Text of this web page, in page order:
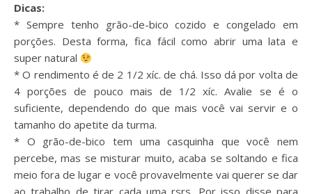
Dicas:
* Sempre tenho grão-de-bico cozido e congelado em
porções. Desta forma, fica fácil como abrir uma lata e
super natural
* O rendimento é de 2 1/2 xíc. de chá. Isso dá por volta de
4 porções de pouco mais de 1/2 xíc. Avalie se é o
suficiente, dependendo do que mais você vai servir e o
tamanho do apetite da turma.
* O grão-de-bico tem uma casquinha que você nem
percebe, mas se misturar muito, acaba se soltando e fica
meio fora de lugar e você provavelmente vai querer se dar